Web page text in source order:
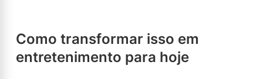
Como transformar isso em
entretenimento para hoje